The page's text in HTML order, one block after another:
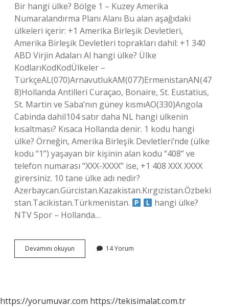
Bir hangi ülke? Bölge 1 – Kuzey Amerika
Numaralandırma Planı Alanı Bu alan aşağıdaki
ülkeleri içerir: +1 Amerika Birleşik Devletleri,
Amerika Birleşik Devletleri toprakları dahil: +1 340
ABD Virjin Adaları Al hangi ülke? Ülke
KodlarıKodKodÜlkeler –
TürkçeAL(070)ArnavutlukAM(077)ErmenistanAN(47
8)Hollanda Antilleri Curaçao, Bonaire, St. Eustatius,
St. Martin ve Saba’nın güney kısmıAO(330)Angola
Cabinda dahil104 satır daha NL hangi ülkenin
kısaltması? Kısaca Hollanda denir. 1 kodu hangi
ülke? Örneğin, Amerika Birleşik Devletleri’nde (ülke
kodu “1”) yaşayan bir kişinin alan kodu “408” ve
telefon numarası “XXX-XXXX” ise, +1 408 XXX XXXX
girersiniz. 10 tane ülke adı nedir?
Azerbaycan.Gürcistan.Kazakistan.Kırgızistan.Özbeki
stan.Tacikistan.Türkmenistan.
hangi ülke?
NTV Spor – Hollanda…
Devamını okuyun
Ülke
14 Yorum
https://yorumuvar.com https://tekisimalat.com.tr